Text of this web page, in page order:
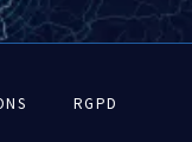
RGPD